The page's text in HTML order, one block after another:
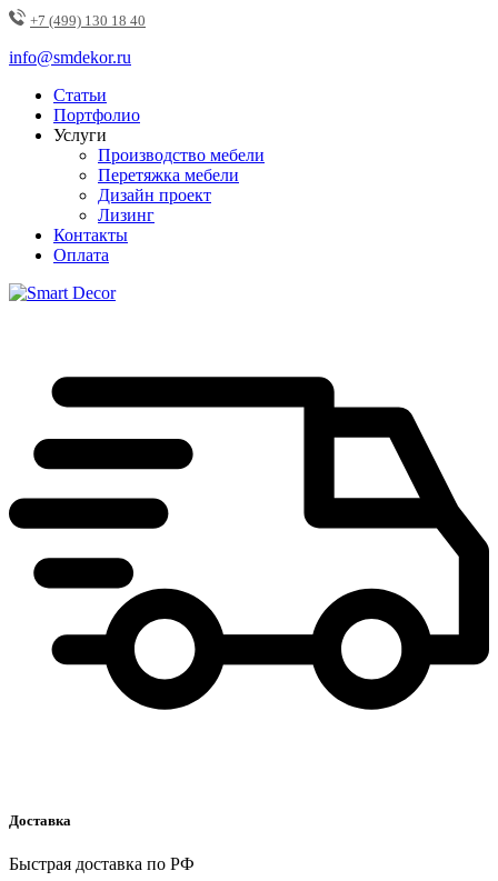
+7 (499) 130 18 40
info@smdekor.ru
Статьи
Портфолио
Услуги
Производство мебели
Перетяжка мебели
Дизайн проект
Лизинг
Контакты
Оплата
Доставка
Быстрая доставка по РФ